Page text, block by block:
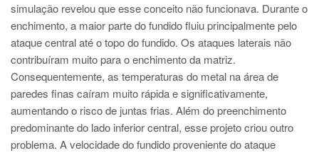
simulação revelou que esse conceito não funcionava. Durante o
enchimento, a maior parte do fundido fluiu principalmente pelo
ataque central até o topo do fundido. Os ataques laterais não
contribuíram muito para o enchimento da matriz.
Consequentemente, as temperaturas do metal na área de
paredes finas caíram muito rápida e significativamente,
aumentando o risco de juntas frias. Além do preenchimento
predominante do lado inferior central, esse projeto criou outro
problema. A velocidade do fundido proveniente do ataque